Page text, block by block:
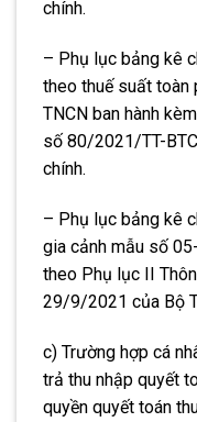
chính.
– Phụ lục bảng kê
theo thuế suất toàn
TNCN ban hành
số 80/2021/TT-
chính.
– Phụ lục bảng kê
gia cảnh mẫu số
theo Phụ lục II
29/9/2021 của Bộ
c) Trường hợp cá
trả thu nhập quyết
quyền quyết toán